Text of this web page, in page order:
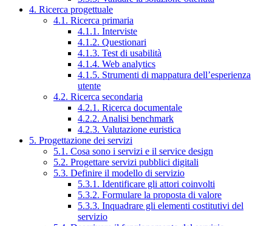
4. Ricerca progettuale
4.1. Ricerca primaria
4.1.1. Interviste
4.1.2. Questionari
4.1.3. Test di usabilità
4.1.4. Web analytics
4.1.5. Strumenti di mappatura dell’esperienza
utente
4.2. Ricerca secondaria
4.2.1. Ricerca documentale
4.2.2. Analisi benchmark
4.2.3. Valutazione euristica
5. Progettazione dei servizi
5.1. Cosa sono i servizi e il service design
5.2. Progettare servizi pubblici digitali
5.3. Definire il modello di servizio
5.3.1. Identificare gli attori coinvolti
5.3.2. Formulare la proposta di valore
5.3.3. Inquadrare gli elementi costitutivi del
servizio